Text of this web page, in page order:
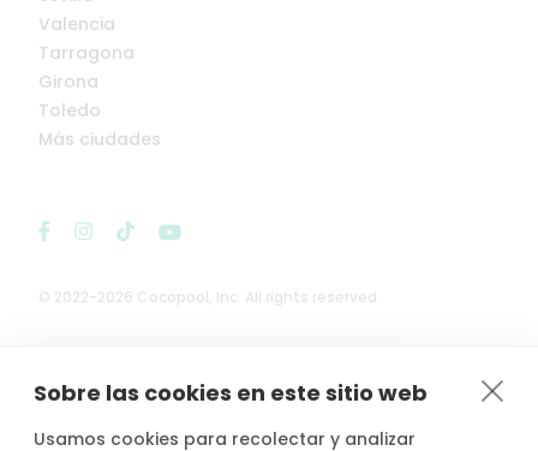
Sobre las cookies en este sitio web
Usamos cookies para recolectar y analizar
© 2022-2026 Cocopool, Inc. All rights reserved.
Anfitriones asegurados*
Valencia
Tarragona
Girona
Toledo
Más ciudades